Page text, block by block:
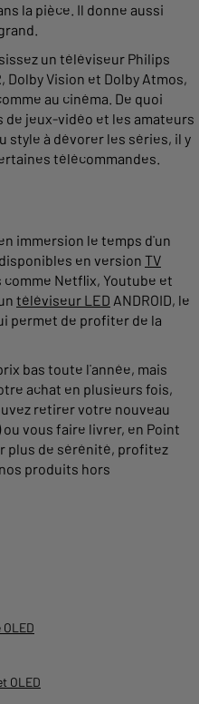
la pièce. Il donne aussi
un téléviseur Philips
Dolby Vision et Dolby Atmos,
au cinéma. De quoi
jeux-vidéo et les amateurs
style à dévorer les séries, il y
télécommandes.
immersion le temps d'un
en version TV
Netflix, Youtube et
téléviseur LED ANDROID, le
permet de profiter de la
bas toute l'année, mais
achat en plusieurs fois,
retirer votre nouveau
vous faire livrer, en Point
plus de sérénité, profitez
produits hors
OLED